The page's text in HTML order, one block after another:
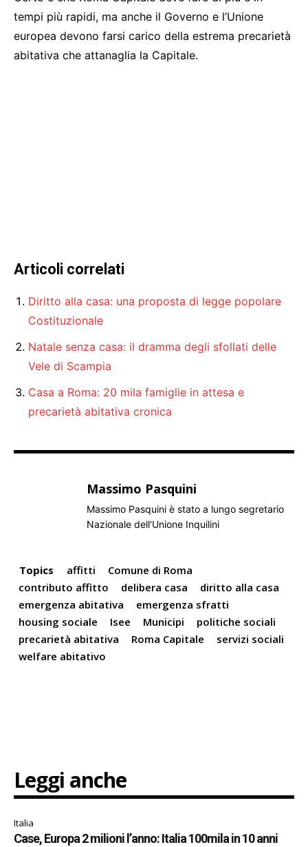
tempi più rapidi, ma anche il Governo e l’Unione
europea devono farsi carico della estrema precarietà
abitativa che attanaglia la Capitale.
Articoli correlati
Diritto alla casa: una proposta di legge popolare
Costituzionale
Natale senza casa: il dramma degli sfollati delle
Vele di Scampia
Casa a Roma: 20 mila famiglie in attesa e
precarietà abitativa cronica
Massimo Pasquini
Massimo Pasquini è stato a lungo segretario
Nazionale dell'Unione Inquilini
Topics affitti
Comune di Roma
contributo affitto
delibera casa
diritto alla casa
emergenza abitativa
emergenza sfratti
housing sociale
Isee Municipi
politiche sociali
precarietà abitativa
Roma Capitale
servizi sociali
welfare abitativo
Leggi anche
Italia
Case, Europa 2 milioni l’anno: Italia 100mila in 10 anni